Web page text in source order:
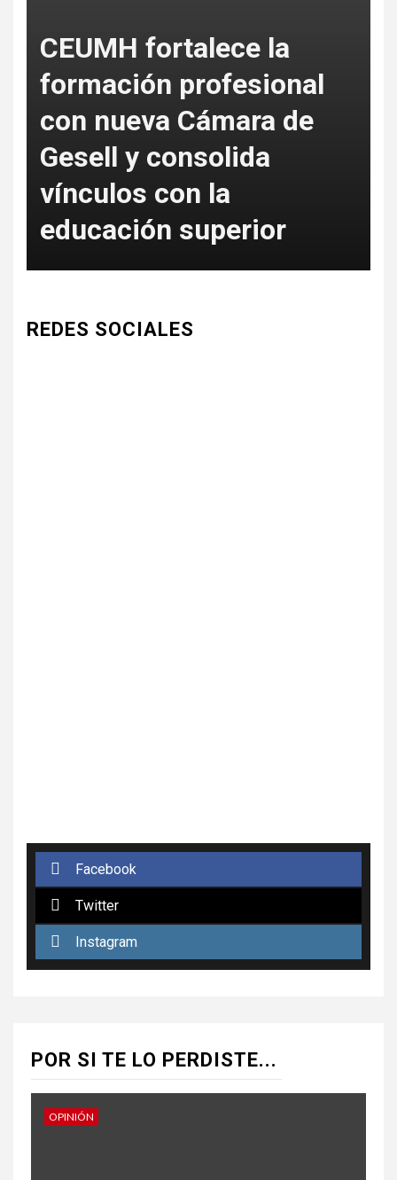
CEUMH fortalece la
formación profesional
con nueva Cámara de
Gesell y consolida
vínculos con la
educación superior
REDES SOCIALES
Facebook
Twitter
Instagram
POR SI TE LO PERDISTE...
OPINIÓN